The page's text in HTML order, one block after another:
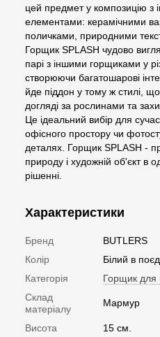
цей предмет у композицію з
елементами: керамічними
поличками, природними
Горщик SPLASH чудово
парі з іншими горщиками у
створюючи багатошарові
йде піддон у тому ж стилі, що
догляді за рослинами та
Це ідеальний вибір для
офісного простору чи
деталях. Горщик SPLASH -
природу і художній об'єкт в
рішенні.
Характеристики
Бренд
BUTLERS
Колір
Білий в
Категорія
Горщик для
Склад
матеріалу
Мармур
Висота
15 см.